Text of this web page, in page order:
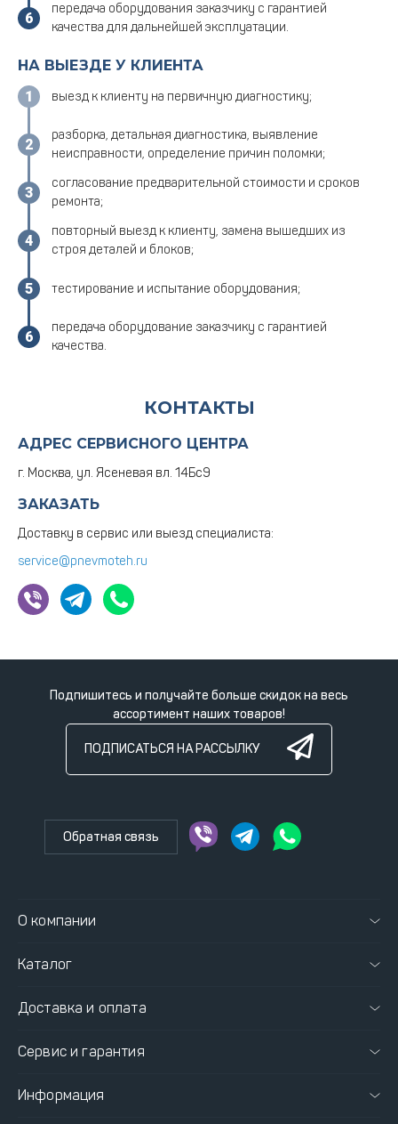
передача оборудования заказчику с гарантией
качества для дальнейшей эксплуатации.
НА ВЫЕЗДЕ У КЛИЕНТА
выезд к клиенту на первичную диагностику;
разборка, детальная диагностика, выявление
неисправности, определение причин поломки;
согласование предварительной стоимости и сроков
ремонта;
повторный выезд к клиенту, замена вышедших из
строя деталей и блоков;
тестирование и испытание оборудования;
передача оборудование заказчику с гарантией
качества.
КОНТАКТЫ
АДРЕС СЕРВИСНОГО ЦЕНТРА
г. Москва, ул. Ясеневая вл. 14Бс9
ЗАКАЗАТЬ
Доставку в сервис или выезд специалиста:
service@pnevmoteh.ru
Подпишитесь и получайте больше скидок на весь
ассортимент наших товаров!
ПОДПИСАТЬСЯ НА РАССЫЛКУ
Обратная связь
О компании
Каталог
Доставка и оплата
Сервис и гарантия
Информация